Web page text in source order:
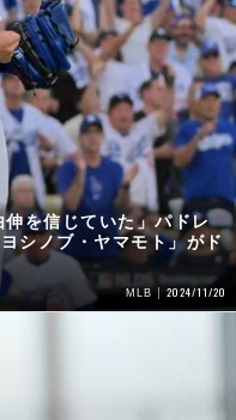
伸を信じていた」パドレ
シノブ・ヤマモト」がド
MLB 2024/11/20